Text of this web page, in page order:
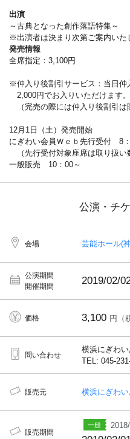
出演
～古典となった創作落語特集～
※出演者は決まり次第ご案内いた
発売情報
全席指定：3,100円
※仲入り後割引サービス：当日仲
2,000円でお入りいただけます。
（完売の際には仲入り後割引は
12月1日（土）発売開始
にぎわい会員Ｗｅｂ先行受付 8
（先行受付対象座席は取り扱い
一般販売 10：00～
公演・チ
会場 芸能ホール(
公演期間
開催期間
2019/02/
価格 3,100 円（
問い合わせ
横浜にぎわ
TEL: 045-
販売元 横浜にぎわ
販売期間